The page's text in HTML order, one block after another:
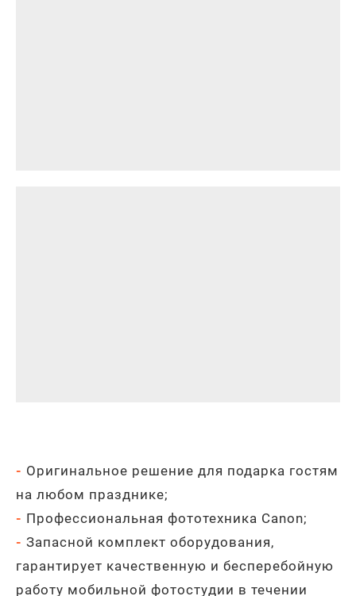
- Оригинальное решение для подарка гостям
на любом празднике;
- Профессиональная фототехника Canon;
- Запасной комплект оборудования,
гарантирует качественную и бесперебойную
работу мобильной фотостудии в течении